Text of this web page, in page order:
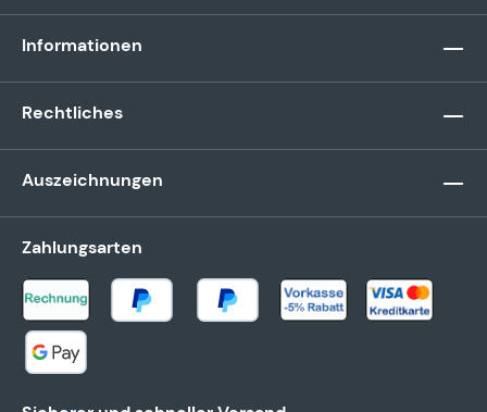
Informationen
Rechtliches
Auszeichnungen
Zahlungsarten